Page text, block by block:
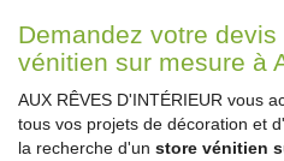
Demandez votre
vénitien sur mesure à
AUX RÊVES D'INTÉRIEUR vous
tous vos projets de décoration et
la recherche d'un store vénitien